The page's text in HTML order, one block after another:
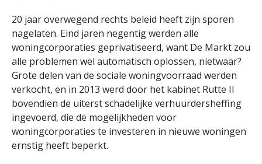
20 jaar overwegend rechts beleid heeft zijn sporen
nagelaten. Eind jaren negentig werden alle
woningcorporaties geprivatiseerd, want De Markt zou
alle problemen wel automatisch oplossen, nietwaar?
Grote delen van de sociale woningvoorraad werden
verkocht, en in 2013 werd door het kabinet Rutte II
bovendien de uiterst schadelijke verhuurdersheffing
ingevoerd, die de mogelijkheden voor
woningcorporaties te investeren in nieuwe woningen
ernstig heeft beperkt.